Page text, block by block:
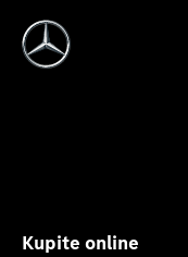
Kupite online